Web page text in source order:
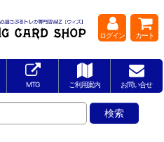
ログイン カート
MTG ご利用案内 お問い合せ